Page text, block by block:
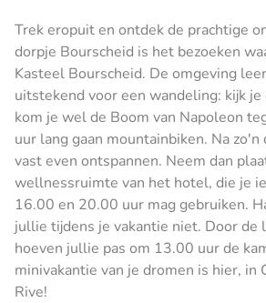
Trek eropuit en ontdek de prachtige
dorpje Bourscheid is het bezoeken
Kasteel Bourscheid. De omgeving
uitstekend voor een wandeling: kijk
kom je wel de Boom van Napoleon
uur lang gaan mountainbiken. Na
vast even ontspannen. Neem dan
wellnessruimte van het hotel, die je
16.00 en 20.00 uur mag gebruiken.
jullie tijdens je vakantie niet. Door de
hoeven jullie pas om 13.00 uur de
minivakantie van je dromen is hier, in
Rive!